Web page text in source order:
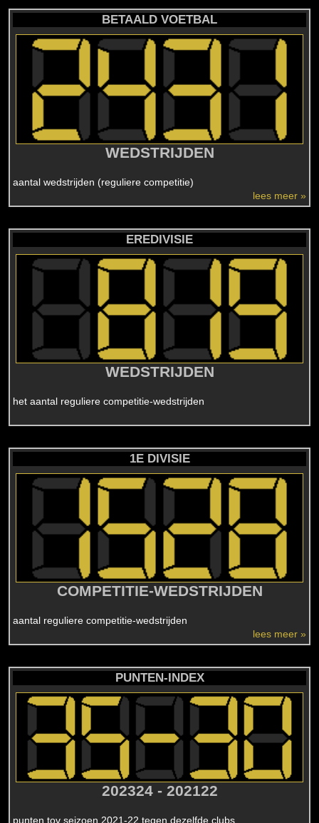
BETAALD VOETBAL
WEDSTRIJDEN
aantal wedstrijden (reguliere competitie)
lees meer »
EREDIVISIE
WEDSTRIJDEN
het aantal reguliere competitie-wedstrijden
1E DIVISIE
COMPETITIE-WEDSTRIJDEN
aantal reguliere competitie-wedstrijden
lees meer »
PUNTEN-INDEX
202324 - 202122
punten tov seizoen 2021-22 tegen dezelfde clubs